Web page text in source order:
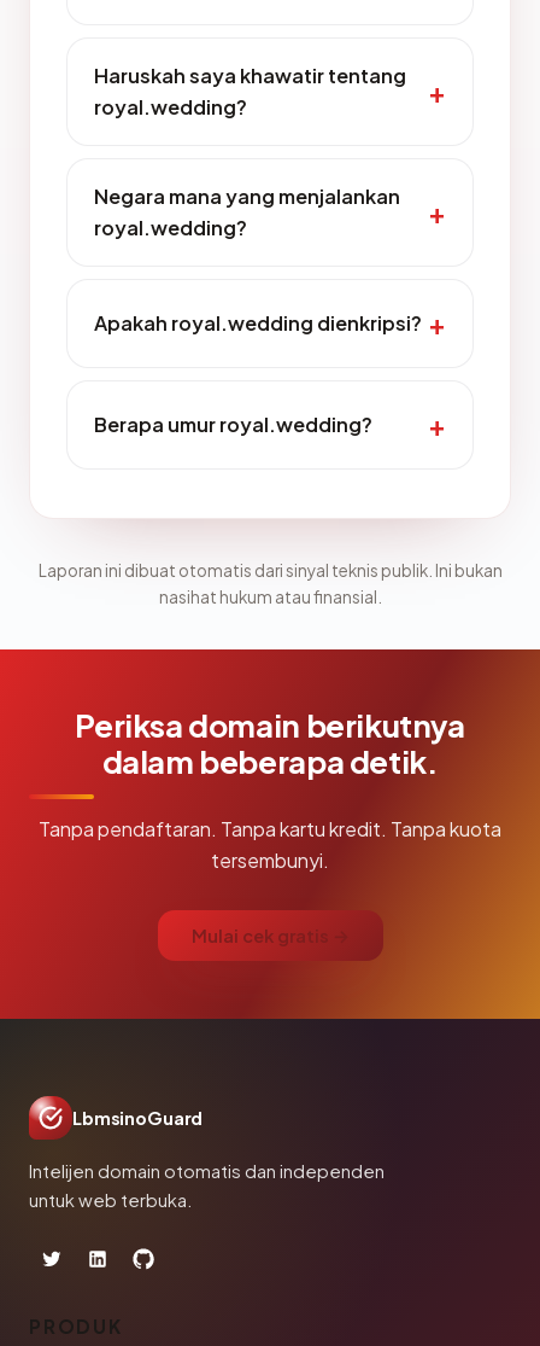
Haruskah saya khawatir tentang
royal.wedding?
Negara mana yang menjalankan
royal.wedding?
Apakah royal.wedding dienkripsi?
Berapa umur royal.wedding?
Laporan ini dibuat otomatis dari sinyal teknis publik. Ini bukan
nasihat hukum atau finansial.
Periksa domain berikutnya
dalam beberapa detik.
Tanpa pendaftaran. Tanpa kartu kredit. Tanpa kuota
tersembunyi.
Mulai cek gratis →
LbmsinoGuard
Intelijen domain otomatis dan independen
untuk web terbuka.
PRODUK